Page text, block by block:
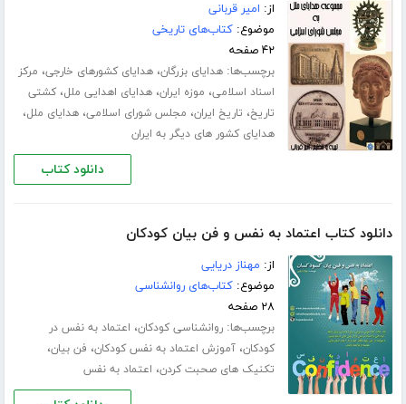
از: امیر قربانی
موضوع:کتاب‌های تاریخی
۴۲ صفحه
برچسب‌ها:هدایای بزرگان،هدایای کشورهای خارجی، مرکز
اسناد اسلامی، موزه ایران،هدایای اهدایی ملل،کشتی
تاریخ، تاریخ ایران، مجلس شورای اسلامی،هدایای ملل،
هدایای کشور های دیگر به ایران
دانلود کتاب
دانلود کتاب اعتماد به نفس و فن بیان کودکان
از: مهناز دریایی
موضوع:کتاب‌های روانشناسی
۲۸ صفحه
برچسب‌ها:روانشناسی کودکان، اعتماد به نفس در
کودکان،آموزش اعتماد به نفس کودکان، فن بیان،
تکنیک های صحبت کردن، اعتماد به نفس